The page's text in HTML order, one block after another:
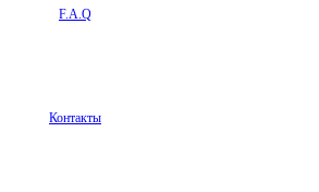
F.A.Q
Контакты